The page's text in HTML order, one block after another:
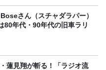
さん（スチャダラパー）
80年代・90年代の旧車ラリ
蓮見翔が斬る！「ラジオ流